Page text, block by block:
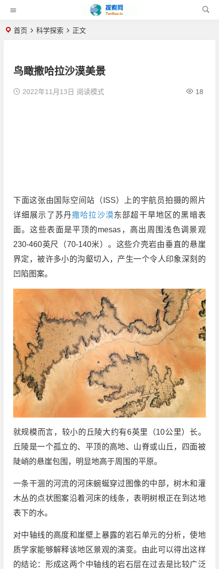
首页 科学探索 正文
鸟瞰撒哈拉沙漠美景
2022年11月13日 18
阅读模式
下面这张由国际空间站（ISS）上的宇航员拍摄的照片
详细展示了苏丹撒哈拉沙漠东部超干旱地区的黑暗表
面。这些表面是平顶的mesas，高出周围浅色调景观
230-460英尺（70-140米）。这些介壳岩由垂直的悬崖
界定，被许多小的沟壑切入，产生一个令人印象深刻的
凹陷图案。
就规模而言，较小的丘陵大约有6英里（10公里）长。
丘陵是一个孤立的、平顶的高地、山脊或山丘，四面被
陡峭的悬崖包围，明显地高于周围的平原。
一条干涸的河流的河床蜿蜒穿过图像的中部，树木和灌
木丛的点状图案沿着河床的线条，表明树根正在到达地
表下的水。
对中轴线的高度和崖壁上暴露的岩石单元的分析，使地
质学家能够解释该地区景观的演变。由此可以得出这样
的结论：形成这两个中轴线的岩石层在过去是比较广泛